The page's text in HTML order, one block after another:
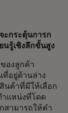
กระตุ้นการก
นรู้เชิงลึกขั้นสูง
องลูกค้า
ที่อยู่ด้านล่าง
นค้าที่มีให้เลือก
ำแหน่งที่โดด
สามารถให้คำ